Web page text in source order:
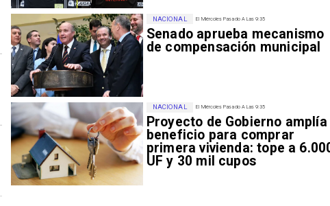
El Miércoles Pasado A Las 9:35
Senado aprueba mecanismo
de compensación municipal
NACIONAL
El Miércoles Pasado A Las 9:35
Proyecto de Gobierno amplía
beneficio para comprar
primera vivienda: tope a
UF y 30 mil cupos
NACIONAL